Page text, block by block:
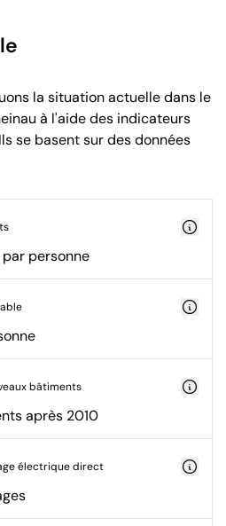
la situation actuelle dans le
à l'aide des indicateurs
se basent sur des données
par personne
bâtiments
après 2010
électrique direct